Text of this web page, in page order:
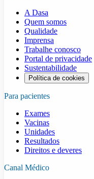
A Dasa
Quem somos
Qualidade
Imprensa
Trabalhe conosco
Portal de privacidade
Sustentabilidade
Política de cookies
Para pacientes
Exames
Vacinas
Unidades
Resultados
Direitos e deveres
Canal Médico